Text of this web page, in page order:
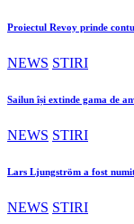
Proiectul Revoy prinde
NEWS STIRI
Sailun își extinde gama de
NEWS STIRI
Lars Ljungström a fost
NEWS STIRI